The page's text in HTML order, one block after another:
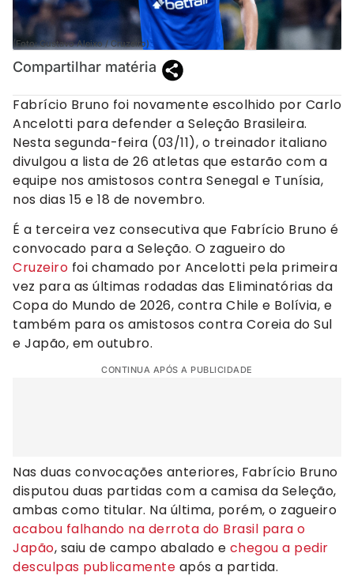
(Foto: Gustavo Aleixo / Cruzeiro)
Compartilhar matéria
Fabrício Bruno foi novamente escolhido por Carlo
Ancelotti para defender a Seleção Brasileira.
Nesta segunda-feira (03/11), o treinador italiano
divulgou a lista de 26 atletas que estarão com a
equipe nos amistosos contra Senegal e Tunísia,
nos dias 15 e 18 de novembro.
É a terceira vez consecutiva que Fabrício Bruno é
convocado para a Seleção. O zagueiro do
Cruzeiro foi chamado por Ancelotti pela primeira
vez para as últimas rodadas das Eliminatórias da
Copa do Mundo de 2026, contra Chile e Bolívia, e
também para os amistosos contra Coreia do Sul
e Japão, em outubro.
CONTINUA APÓS A PUBLICIDADE
Nas duas convocações anteriores, Fabrício Bruno
disputou duas partidas com a camisa da Seleção,
ambas como titular. Na última, porém, o zagueiro
acabou falhando na derrota do Brasil para o
Japão, saiu de campo abalado e chegou a pedir
desculpas publicamente após a partida.